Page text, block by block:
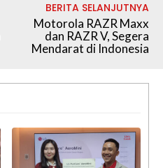
BERITA SELANJUTNYA
Motorola RAZR Maxx
dan RAZR V, Segera
Mendarat di Indonesia